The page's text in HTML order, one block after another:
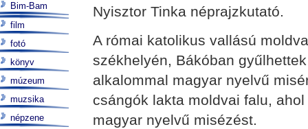
Nyisztor Tinka néprajzkutató.
A római katolikus vallású
székhelyén, Bákóban
alkalommal magyar nyelvű
csángók lakta moldvai falu,
magyar nyelvű misézést.
Bim-Bam
film
fotó
könyv
múzeum
muzsika
népzene